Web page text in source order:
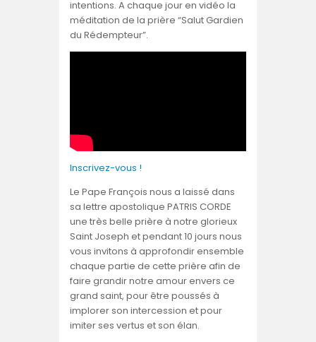
intentions. A chaque jour en vidéo la
méditation de la prière “Salut Gardien
du Rédempteur”.
Inscrivez-vous !
Le Pape François nous a laissé dans
sa lettre apostolique PATRIS CORDE
une très belle prière à notre glorieux
Saint Joseph et pendant 10 jours nous
vous invitons à approfondir ensemble
chaque partie de cette prière afin de
faire grandir notre amour envers ce
grand saint, pour être poussés à
implorer son intercession et pour
imiter ses vertus et son élan.